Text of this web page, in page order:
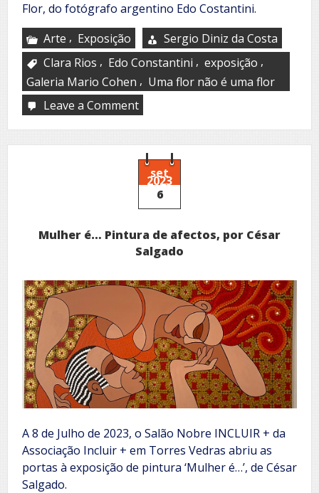
Flor, do fotógrafo argentino Edo Costantini.
Arte , Exposição
Sergio Diniz da Costa
Clara Rios , Edo Constantini , exposição ,
Galeria Mario Cohen , Uma flor não é uma flor
Leave a Commenton
Mario
Cohen
recebe
exposição
Uma
Flor
Não
Uma
Flor
set
2023
6
Mulher é… Pintura de afectos, por César
Salgado
A 8 de Julho de 2023, o Salão Nobre INCLUIR + da
Associação Incluir + em Torres Vedras abriu as
portas à exposição de pintura ‘Mulher é…’, de César
Salgado.